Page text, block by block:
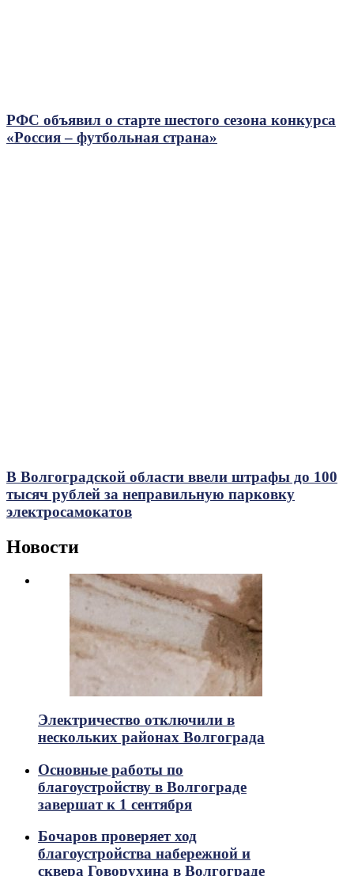
РФС объявил о старте шестого сезона конкурса
«Россия – футбольная страна»
В Волгоградской области ввели штрафы до 100
тысяч рублей за неправильную парковку
электросамокатов
Новости
Электричество отключили в
нескольких районах Волгограда
Основные работы по
благоустройству в Волгограде
завершат к 1 сентября
Бочаров проверяет ход
благоустройства набережной и
сквера Говорухина в Волгограде